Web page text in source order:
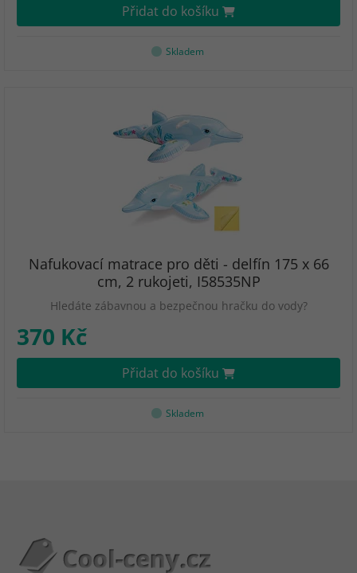
Přidat do košíku
Skladem
Nafukovací matrace pro děti - delfín 175 x 66
cm, 2 rukojeti, I58535NP
Hledáte zábavnou a bezpečnou hračku do vody?
370 Kč
Přidat do košíku
Skladem